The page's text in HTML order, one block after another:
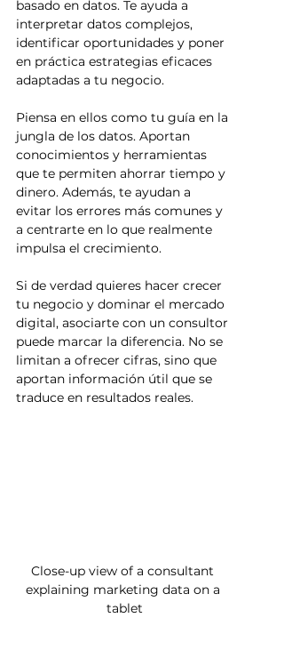
basado en datos. Te ayuda a
interpretar datos complejos,
identificar oportunidades y poner
en práctica estrategias eficaces
adaptadas a tu negocio.
Piensa en ellos como tu guía en la
jungla de los datos. Aportan
conocimientos y herramientas
que te permiten ahorrar tiempo y
dinero. Además, te ayudan a
evitar los errores más comunes y
a centrarte en lo que realmente
impulsa el crecimiento.
Si de verdad quieres hacer crecer
tu negocio y dominar el mercado
digital, asociarte con un consultor
puede marcar la diferencia. No se
limitan a ofrecer cifras, sino que
aportan información útil que se
traduce en resultados reales.
Close-up view of a consultant
explaining marketing data on a
tablet